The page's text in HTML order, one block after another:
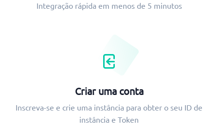
Integração rápida em menos de 5 minutos
Criar uma conta
Inscreva-se e crie uma instância para obter o seu ID de
instância e Token